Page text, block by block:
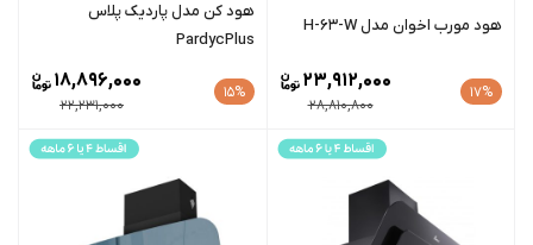
هود مورب اخوان مدل H-63-W
17%
28,810,800
23,912,000
هود کن مدل پاردیک پلاس
PardycPlus
15%
22,231,000
18,896,000